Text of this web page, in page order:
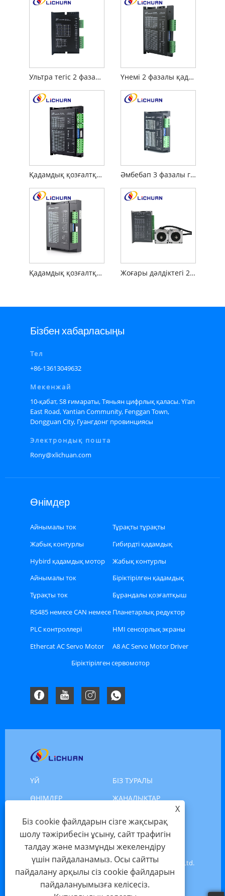
Ультра тегіс 2 фазалы гибридті қадамдық қозғалтқыш драйвері Үнемі 2 фазалы қадамдық қозғалтқыштың қадамдық драйвері
Қадамдық қозғалтқыштарға арналған сандық 4 фазалы қадамдық драйвер Әмбебап 3 фазалы гибридті қадамдық драйвер
Қадамдық қозғалтқыштарға арналған сенімді 2 фазалы қозғалтқыш драйвері Жоғары дәлдіктегі 2-фазалы гибридті қадамдық драйвер
Бізбен хабарласыңы
Тел
+86-13613049632
Мекенжай
10-қабат, S8 ғимараты, Тяньян цифрлық қаласы. Yi'an
East Road, Yantian Community, Fenggan Town,
Dongguan City, Гуангдонг провинциясы
Электрондық пошта
Rony@xlichuan.com
Өнімдер
Айнымалы ток
сервомоторы
Тұрақты тұрақты
сервомотор
Жабық контурлы
қадамдық қозғалтқыш
Гибирдті қадамдық
қозғалтқыш
Hybird қадамдық мотор
драйвері
Жабық контурлы
қадамдық
қозғалтқыштың драйвері
Айнымалы ток
сервомоторының
драйвері
Біріктірілген қадамдық
қозғалтқыш
Тұрақты ток
сервомоторының
драйвері
Бұрандалы қозғалтқыш
RS485 немесе CAN немесе
Ethercat автобус түрі
Stepper драйвері
Планетарлық редуктор
PLC контроллері
HMI сенсорлық экраны
Ethercat AC Servo Motor
A8 AC Servo Motor Driver
жинағы
Біріктірілген сервомотор
ҮЙ
БІЗ ТУРАЛЫ
ӨНІМДЕР
ЖАҢАЛЫҚТАР
ЖҮКТЕП АЛУ
БІЗБЕН ХАБАРЛАСЫҢЫ
Copyright © 2025 Shenzhen Xinlichuan Electric Co., Ltd.
- Servo Motor, Motor Servo, Stess Motor - Барлық
құқықтар қорғалған
X
Біз cookie файлдарын сізге жақсырақ
шолу тәжірибесін ұсыну, сайт трафигін
талдау және мазмұнды жекелендіру
үшін пайдаланамыз. Осы сайтты
пайдалану арқылы сіз cookie файлдарын
пайдалануымызға келісесіз.